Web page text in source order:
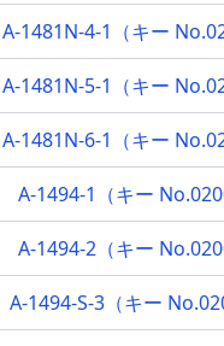
A-1481N-4-1（キー
A-1481N-5-1（キー
A-1481N-6-1（キー
A-1494-1（キー
A-1494-2（キー
A-1494-S-3（キー